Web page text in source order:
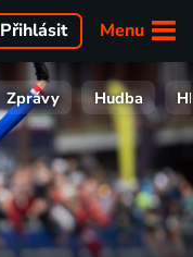
Menu
Přihlásit
Zprávy Hudba